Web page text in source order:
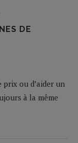
DE
prix ou d’aider un
à la même